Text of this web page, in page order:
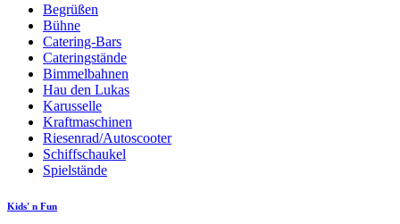
Begrüßen
Bühne
Catering-Bars
Cateringstände
Bimmelbahnen
Hau den Lukas
Karusselle
Kraftmaschinen
Riesenrad/Autoscooter
Schiffschaukel
Spielstände
Kids' n Fun